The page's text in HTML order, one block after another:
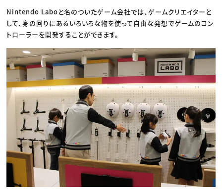
Nintendo Laboと名のついたゲーム会社では、ゲームクリエイターと
して、身の回りにあるいろいろな物を使って自由な発想でゲームのコン
トローラーを開発することができます。